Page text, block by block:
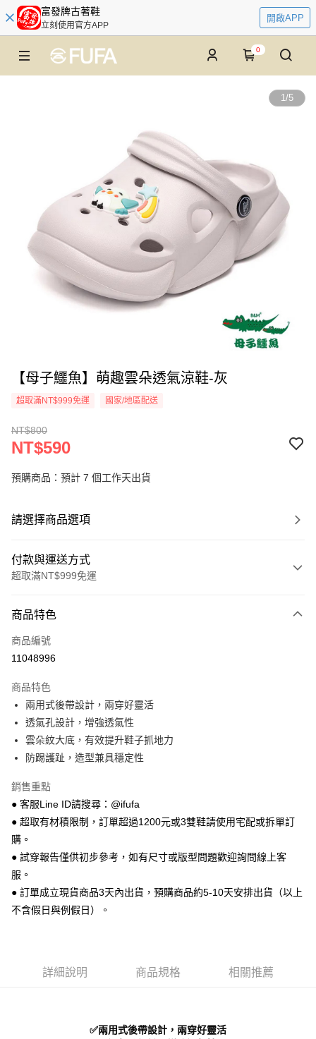
富發牌古著鞋
立刻使用官方APP
開啟APP
0
1/5
【母子鱷魚】萌趣雲朵透氣涼鞋-灰
超取滿NT$999免運 國家/地區配送
NT$800
NT$590
預購商品：預計 7 個工作天出貨
請選擇商品選項
付款與運送方式
超取滿NT$999免運
信用卡一次付款
超商取貨付款
Apple Pay
街口支付
悠遊付
Google Pay
全盈+PAY
【關於「AFTEE先享後付」】
AFTEE先享後付是「在收到商品之後才付款」的支付方式。 讓您購物簡單
便利好安心！
１．簡單：不需註冊會員、不需綁卡、不需儲值。
２．便利：只要手機號碼，簡訊認證，即可結帳。
１．於結帳方式選擇「AFTEE先享後付」後，將跳轉至「AFTEE先享後付」
結帳頁面，進行簡訊認證並確認金額後，即可完成結帳。
※ 請注意：結帳手續完成當下不需立刻繳費，但若您需要取消訂單，請聯絡
ATM付款
運送方式
付款後 全家取貨
商品特色
商品編號
11048996
商品特色
兩用式後帶設計，兩穿好靈活
透氣孔設計，增強透氣性
雲朵紋大底，有效提升鞋子抓地力
防踢護趾，造型兼具穩定性
銷售重點
● 客服Line ID請搜尋：@ifufa
● 超取有材積限制，訂單超過1200元或3雙鞋請使用宅配或拆單訂
購。
● 試穿報告僅供初步參考，如有尺寸或版型問題歡迎詢問線上客
服。
● 訂單成立現貨商品3天內出貨，預購商品約5-10天安排出貨（以上
不含假日與例假日）。
詳細說明 商品規格 相關推薦
✅兩用式後帶設計，兩穿好靈活